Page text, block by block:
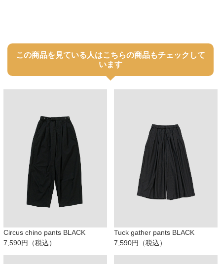
この商品を見ている人はこちらの商品もチェックして
います
Circus chino pants BLACK
7,590円（税込）
Tuck gather pants BLACK
7,590円（税込）